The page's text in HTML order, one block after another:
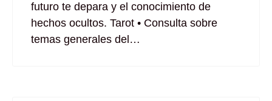
futuro te depara y el conocimiento de
hechos ocultos. Tarot • Consulta sobre
temas generales del…